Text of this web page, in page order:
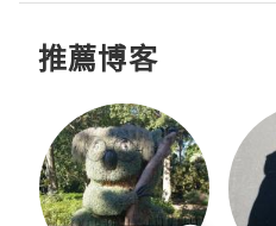
推薦博客